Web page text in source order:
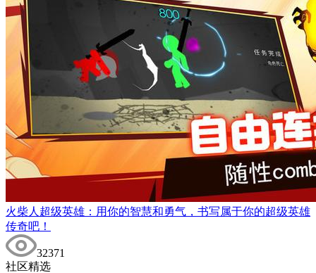
火柴人超级英雄：用你的智慧和勇气，书写属于你的超级英雄
传奇吧！
32371
社区精选